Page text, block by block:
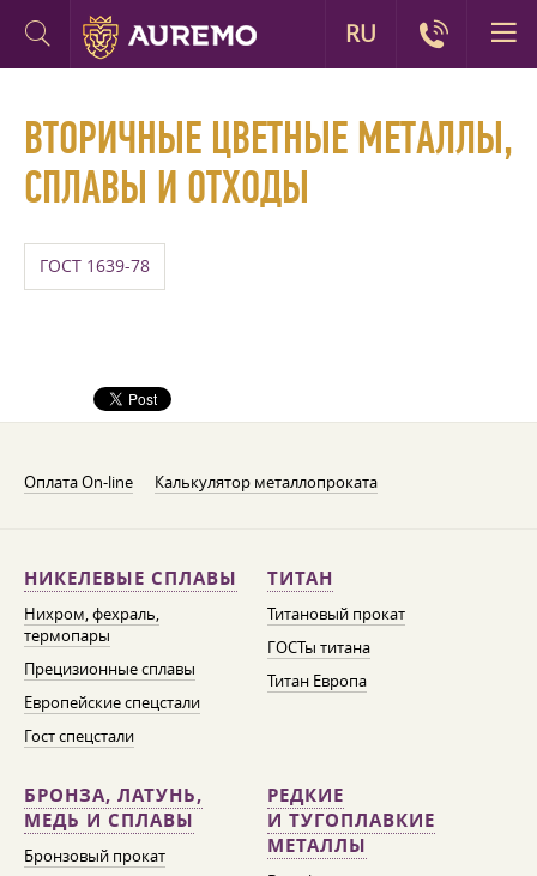
ВТОРИЧНЫЕ ЦВЕТНЫЕ МЕТАЛЛЫ,
СПЛАВЫ И ОТХОДЫ
ГОСТ 1639-78
Оплата On-line Калькулятор металлопроката
НИКЕЛЕВЫЕ СПЛАВЫ
Нихром, фехраль,
термопары
Прецизионные сплавы
Европейские спецстали
Гост спецстали
ТИТАН
Титановый прокат
ГОСТы титана
Титан Европа
БРОНЗА, ЛАТУНЬ,
МЕДЬ И СПЛАВЫ
Бронзовый прокат
РЕДКИЕ
И ТУГОПЛАВКИЕ
МЕТАЛЛЫ
RU